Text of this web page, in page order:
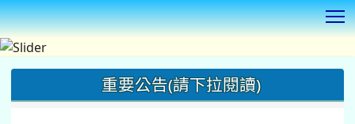
重要公告(請下拉閱讀)